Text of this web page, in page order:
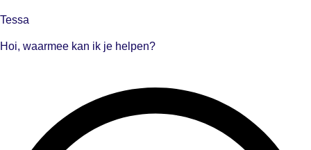
Tessa
Hoi, waarmee kan ik je helpen?